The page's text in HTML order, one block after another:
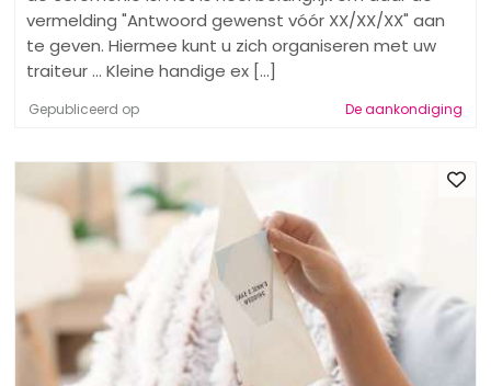
vermelding "Antwoord gewenst vóór XX/XX/XX" aan
te geven. Hiermee kunt u zich organiseren met uw
traiteur ... Kleine handige ex [...]
Gepubliceerd op De aankondiging